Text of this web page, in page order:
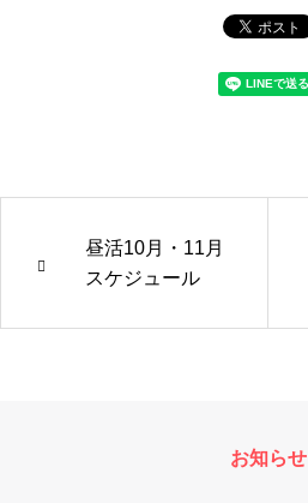
昼活10月・11月
スケジュール
お知らせ